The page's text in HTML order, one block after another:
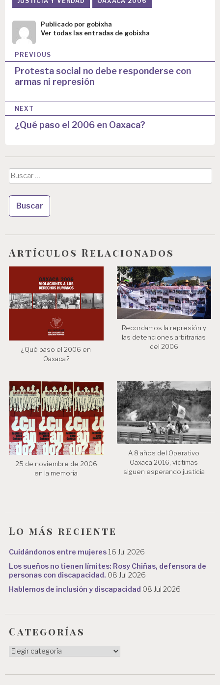
Publicado por gobixha
Ver todas las entradas de gobixha
N
e
g
c
i
ó
n
d
e
e
n
r
a
a
PREVIOUS
Protesta social no debe responderse con
armas ni represión
NEXT
¿Qué paso el 2006 en Oaxaca?
Buscar:
Artículos Relacionados
¿Qué paso el 2006 en
Oaxaca?
Recordamos la represión y
las detenciones arbitrarias
del 2006
25 de noviembre de 2006
en la memoria
A 8 años del Operativo
Oaxaca 2016, víctimas
siguen esperando justicia
Lo más reciente
Cuidándonos entre mujeres 16 Jul 2026
Los sueños no tienen límites: Rosy Chiñas, defensora de
personas con discapacidad. 08 Jul 2026
Hablemos de inclusión y discapacidad 08 Jul 2026
Categorías
Categorías